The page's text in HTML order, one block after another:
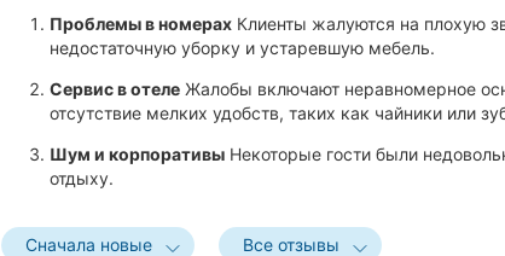
Проблемы в номерах Клиенты жалуются на плохую
недостаточную уборку и устаревшую мебель.
Сервис в отеле Жалобы включают неравномерное
отсутствие мелких удобств, таких как чайники или
Шум и корпоративы Некоторые гости были
отдыху.
Сначала новые Все отзывы